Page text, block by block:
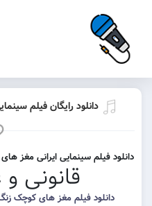
رایگان فیلم سینمایی ایرانی
سینمایی ایرانی مغز های کوچک زنگ زده
قانونی و غیر
فیلم مغز های کوچک زنگ زدهبا کیفیت HD و حجم پایین